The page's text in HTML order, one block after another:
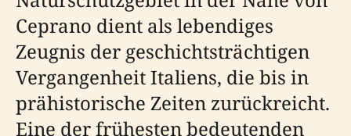
Ceprano dient als lebendiges
Zeugnis der geschichtsträchtigen
Vergangenheit Italiens, die bis in
prähistorische Zeiten zurückreicht.
Eine der frühesten bedeutenden